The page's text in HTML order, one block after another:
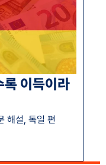
록 이득이라
해설, 독일 편